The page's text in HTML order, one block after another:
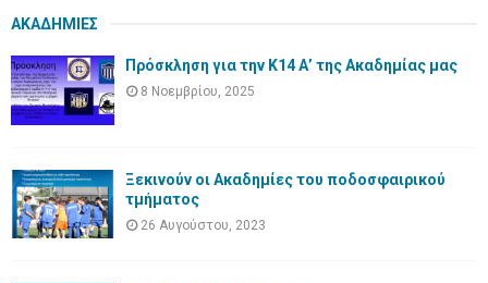
ΑΚΑΔΗΜΙΕΣ
Πρόσκληση για την Κ14 Α’ της Ακαδημίας μας
8 Νοεμβρίου, 2025
Ξεκινούν οι Ακαδημίες του ποδοσφαιρικού
τμήματος
26 Αυγούστου, 2023